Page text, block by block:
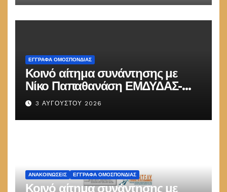
ΕΓΓΡΑΦΑ ΟΜΟΣΠΟΝΔΙΑΣ
Κοινό αίτημα συνάντησης με
Νίκο Παπαθανάση ΕΜΔΥΔΑΣ-
ΠΟΜΗΤΕΔΥ
3 ΑΥΓΟΎΣΤΟΥ 2026
ΑΝΑΚΟΙΝΏΣΕΙΣ ΕΓΓΡΑΦΑ ΟΜΟΣΠΟΝΔΙΑΣ
Κοινό αίτημα συνάντησης με